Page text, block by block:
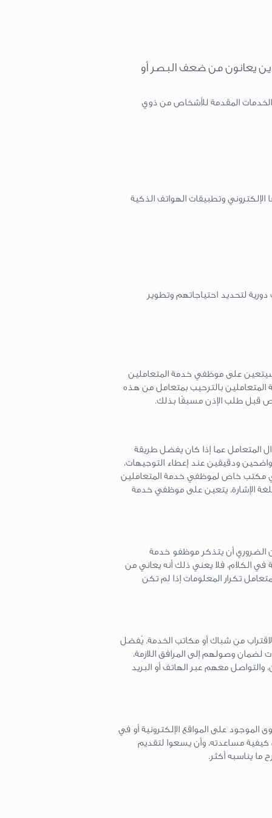
يعانون من ضعف البصر أو
المقدمة للأشخاص من ذوي
وتطبيقات الهواتف الذكية
لتحديد احتياجاتهم وتطوير
سيتعين على موظفي خدمة المتعاملين
بالترحيب بمتعامل من هذه
قبل طلب الإذن مسبقًا بذلك.
المتعامل عما إذا كان يفضل طريقة
ودقيقين عند إعطاء التوجيهات،
في مكتب خاص لموظفي خدمة المتعاملين
الإشارة، يتعين على موظفي خدمة
أن يتذكر موظفو خدمة
في الكلام، فلا يعني ذلك أنه يعاني من
تكرار المعلومات إذا لم تكن
من شباك أو مكاتب الخدمة. يُفضل
لضمان وصولهم إلى المرافق اللازمة،
معهم عبر الهاتف أو البريد
على المواقع الإلكترونية أو في
كيفية مساعدته، وأن يسعوا لتقديم
يناسبه أكثر.